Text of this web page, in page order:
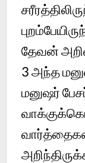
தேவன்
3அந்த
மனுஷர்